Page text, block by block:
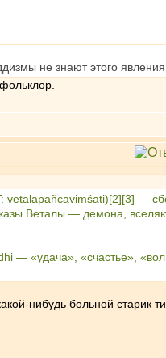
не знают этого явления.
vetālapañcaviṃśati)[2][3] —
Веталы — демона,
— «удача», «счастье»,
нибудь больной старик